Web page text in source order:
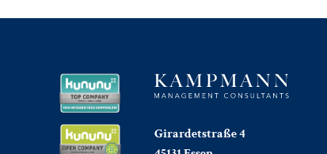
Girardetstraße 4